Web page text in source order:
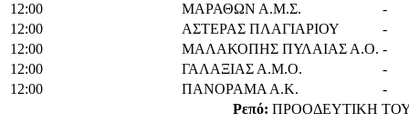
12:00
ΜΑΡΑΘΩΝ Α.Μ.Σ.
-
12:00
ΑΣΤΕΡΑΣ ΠΛΑΓΙΑΡΙΟΥ
-
12:00
ΜΑΛΑΚΟΠΗΣ ΠΥΛΑΙΑΣ Α.Ο. -
12:00
ΓΑΛΑΞΙΑΣ Α.Μ.Ο.
-
12:00
ΠΑΝΟΡΑΜΑ Α.Κ.
-
Ρεπό: ΠΡΟΟΔΕΥΤΙΚΗ